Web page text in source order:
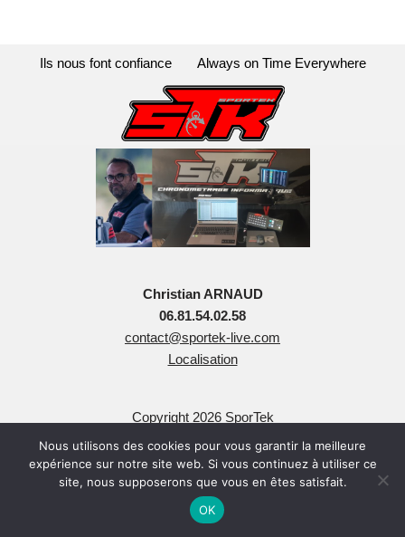
Ils nous font confiance Always on Time Everywhere
Christian ARNAUD
06.81.54.02.58
contact@sportek-live.com
Localisation
Copyright 2026 SporTek
Tous Droits Réservés
| Propulsé par
Nous utilisons des cookies pour vous garantir la meilleure
expérience sur notre site web. Si vous continuez à utiliser ce
site, nous supposerons que vous en êtes satisfait.
OK